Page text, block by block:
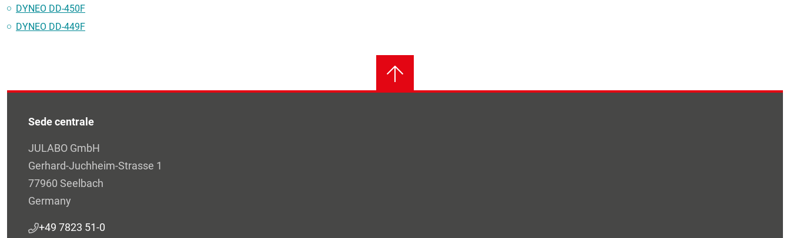
DYNEO DD-450F
DYNEO DD-449F
Sede centrale
JULABO GmbH
Gerhard-Juchheim-Strasse 1
77960 Seelbach
Germany
+49 7823 51-0